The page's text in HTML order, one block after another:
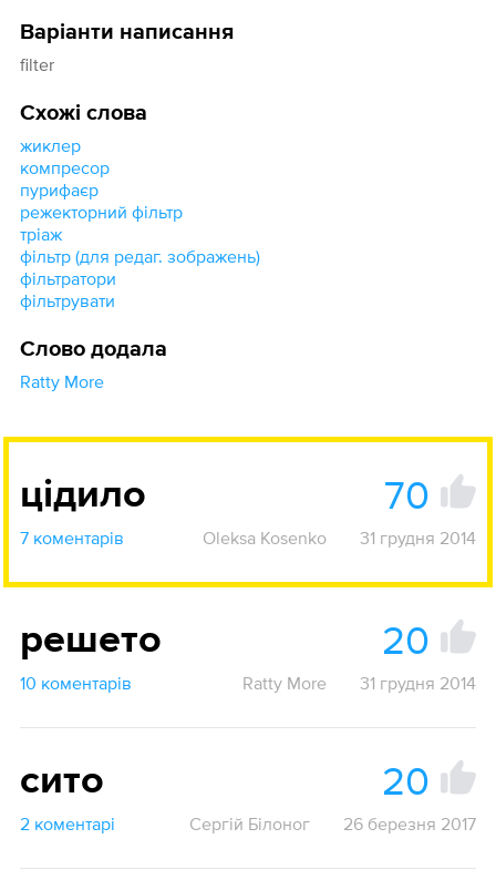
Варіанти написання
filter
Схожі слова
жиклер
компресор
пурифаєр
режекторний фільтр
тріаж
фільтр (для редаг. зображень)
фільтратори
фільтрувати
Слово додала
Ratty More
цідило 70
7 коментарів Oleksa Kosenko 31 грудня 2014
решето 20
10 коментарів Ratty More 31 грудня 2014
сито 20
2 коментарі Сергій Білоног 26 березня 2017